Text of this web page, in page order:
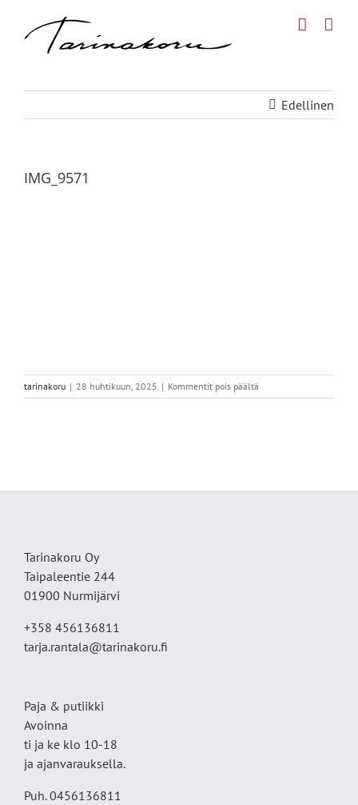
Edellinen
IMG_9571
tarinakoru | 28 huhtikuun, 2025 | Kommentit pois päältä
IMG_9571
Tarinakoru Oy
Taipaleentie 244
01900 Nurmijärvi
+358 456136811
tarja.rantala@tarinakoru.fi
Paja & putiikki
Avoinna
ti ja ke klo 10-18
ja ajanvarauksella.
Puh. 0456136811